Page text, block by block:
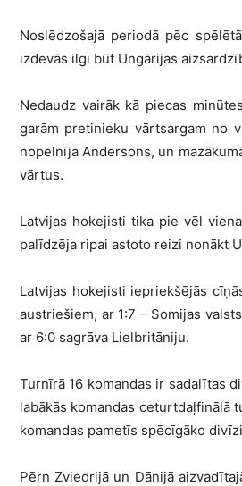
Noslēdzošajā periodā pēc
izdevās ilgi būt Ungārijas
Nedaudz vairāk kā piecas
garām pretinieku vārtsargam no
nopelnīja Andersons, un
vārtus.
Latvijas hokejisti tika pie vēl
palīdzēja ripai astoto reizi nonākt
Latvijas hokejisti iepriekšējās
austriešiem, ar 1:7 – Somijas
ar 6:0 sagrāva Lielbritāniju.
Turnīrā 16 komandas ir sadalītas
labākās komandas ceturtdaļfinālā
komandas pametīs spēcīgāko
Pērn Zviedrijā un Dānijā